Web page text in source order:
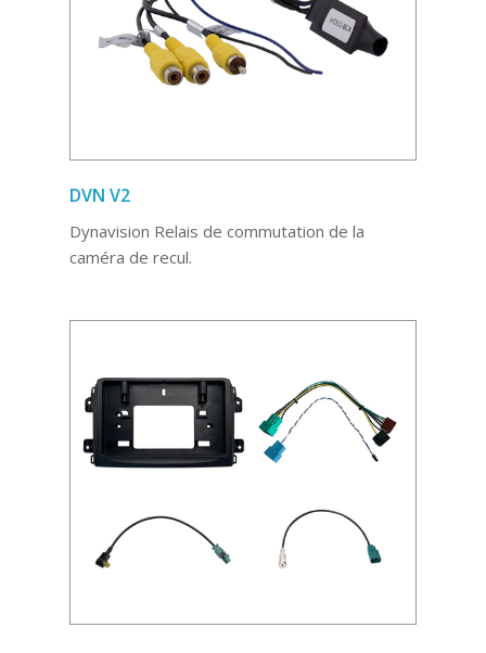
DVN V2
Dynavision Relais de commutation de la
caméra de recul.